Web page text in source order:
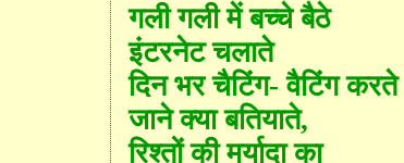
गली गली में बच्चे बैठे
इंटरनेट चलाते
दिन भर चैटिंग- वैटिंग करते
जाने क्या बतियाते,
रिश्तों की मर्यादा का